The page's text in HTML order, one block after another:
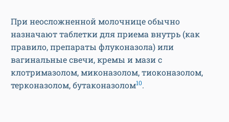
При неосложненной молочнице обычно
назначают таблетки для приема внутрь (как
правило, препараты флуконазола) или
вагинальные свечи, кремы и мази с
клотримазолом, миконазолом, тиоконазолом,
терконазолом, бутаконазолом10.